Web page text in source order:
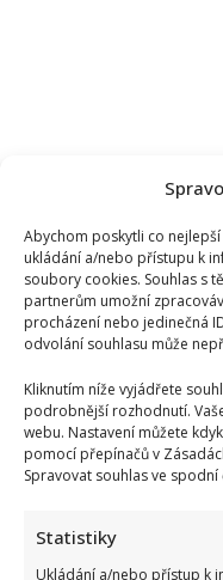
Abychom poskytli co
ukládání a/nebo přístupu k
soubory cookies. Souhlas s
partnerům umožní
procházení nebo jedinečná
odvolání souhlasu může
Kliknutím níže vyjádřete
podrobnější rozhodnutí.
webu. Nastavení můžete
pomocí přepínačů v
Spravovat souhlas ve
Statistiky
Ukládání a/nebo přístup k